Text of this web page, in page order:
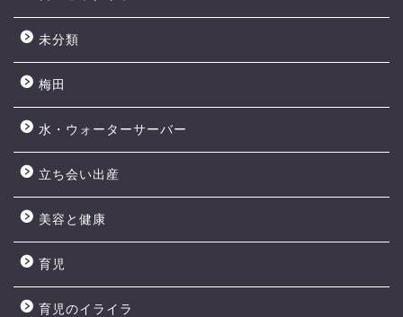
未分類
梅田
水・ウォーターサーバー
立ち会い出産
美容と健康
育児
育児のイライラ